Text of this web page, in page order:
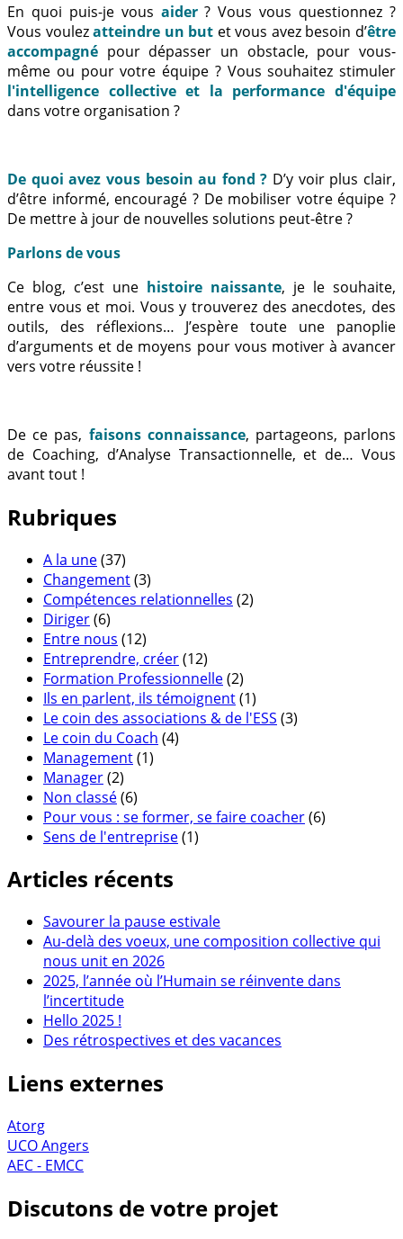
En quoi puis-je vous aider? Vous vous questionnez ?
Vous voulezatteindre un but et vous avez besoin d’être
accompagné pour dépasser un obstacle, pour vous-
même ou pour votre équipe ? Vous souhaitez stimuler
l'intelligence collective et la performance d'équipe
dans votre organisation ?
De quoi avez vous besoin au fond ? D’y voir plus clair,
d’être informé, encouragé ? De mobiliser votre équipe ?
De mettre à jour de nouvelles solutions peut-être ?
Parlons de vous
Ce blog, c’est une histoire naissante, je le souhaite,
entre vous et moi. Vous y trouverez des anecdotes, des
outils, des réflexions… J’espère toute une panoplie
d’arguments et de moyens pour vous motiver à avancer
vers votre réussite !
De ce pas, faisons connaissance, partageons, parlons
de Coaching, d’Analyse Transactionnelle, et de… Vous
avant tout !
Rubriques
A la une(37)
Changement(3)
Compétences relationnelles (2)
Diriger(6)
Entre nous (12)
Entreprendre, créer(12)
Formation Professionnelle(2)
Ils en parlent, ils témoignent(1)
Le coin des associations & de l'ESS (3)
Le coin du Coach (4)
Management(1)
Manager(2)
Non classé(6)
Pour vous : se former, se faire coacher(6)
Sens de l'entreprise(1)
Articles récents
Savourer la pause estivale
Au-delà des voeux, une composition collective qui
nous unit en 2026
2025, l’année où l’Humain se réinvente dans
l’incertitude
Hello 2025 !
Des rétrospectives et des vacances
Liens externes
Atorg
UCO Angers
AEC - EMCC
Discutons de votre projet